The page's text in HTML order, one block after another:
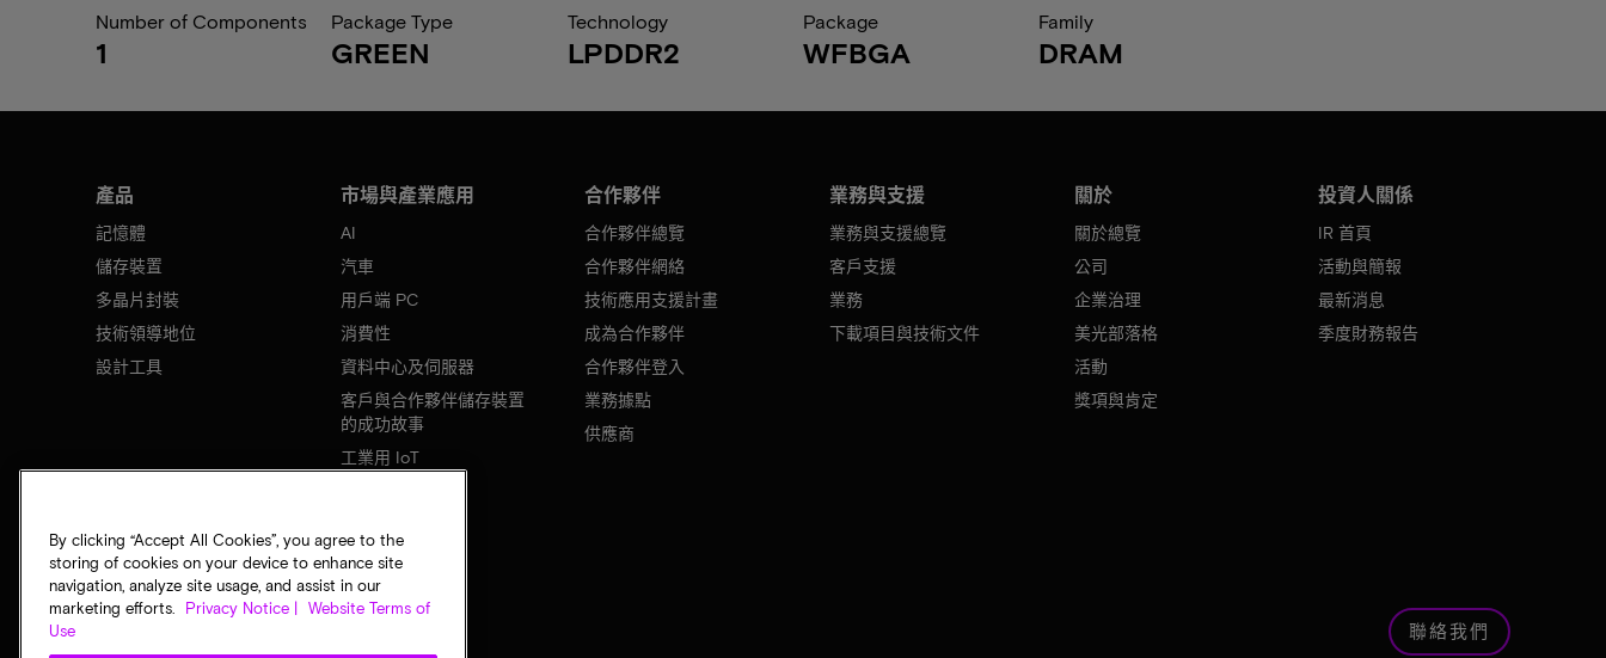
Number of Components
1
Package Type
GREEN
Technology
LPDDR2
Package
WFBGA
Family
DRAM
產品
記憶體
儲存裝置
多晶片封裝
技術領導地位
設計工具
市場與產業應用
AI
汽車
用戶端 PC
消費性
資料中心及伺服器
客戶與合作夥伴儲存裝置
的成功故事
工業用 IoT
合作夥伴
合作夥伴總覽
合作夥伴網絡
技術應用支援計畫
成為合作夥伴
合作夥伴登入
業務據點
供應商
業務與支援
業務與支援總覽
客戶支援
業務
下載項目與技術文件
關於
關於總覽
公司
企業治理
美光部落格
活動
獎項與肯定
投資人關係
IR 首頁
活動與簡報
最新消息
季度財務報告
聯絡我們
By clicking “Accept All Cookies”, you agree to the
storing of cookies on your device to enhance site
navigation, analyze site usage, and assist in our
marketing efforts.
Privacy Notice |
Website Terms of
Use